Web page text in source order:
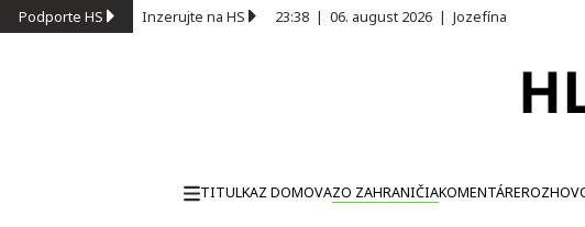
Podporte HS Inzerujte na HS 23:38 | 06. august 2026 | Jozefína
TITULKAZ DOMOVAZO ZAHRANIČIAKOMENTÁRE